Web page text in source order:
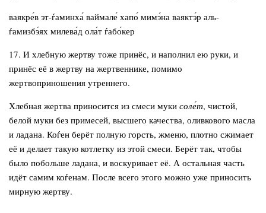
ваякре́в эт-ѓаминха́ ваймале́ хапо́ мимэ́на ваяктэ́р аль-
ѓамизбэ́ях милева́д ола́т ѓабо́кер
17. И хлебную жертву тоже принёс, и наполнил ею руки, и
принёс её в жертву на жертвеннике, помимо
жертвоприношения утреннего.
Хлебная жертва приносится из смеси муки соле́т, чистой,
белой муки без примесей, высшего качества, оливкового масла
и ладана. Коѓен берёт полную горсть, жменю, плотно сжимает
её и делает такую котлетку из этой смеси. Берёт так, чтобы
было побольше ладана, и воскуривает её. А остальная часть
идёт самим коѓенам. После всего этого можно уже приносить
мирную жертву.